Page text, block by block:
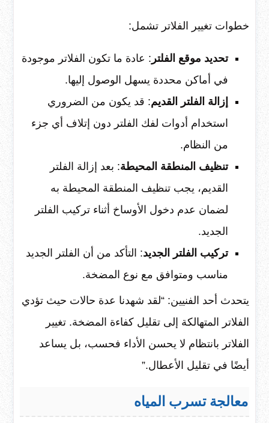
خطوات تغيير الفلاتر تشمل:
تحديد موقع الفلتر : عادة ما تكون الفلاتر موجودة
في أماكن محددة يسهل الوصول إليها.
إزالة الفلتر القديم: قد يكون من الضروري
استخدام أدوات لفك الفلتر دون إتلاف أي جزء
من النظام.
تنظيف المنطقة المحيطة: بعد إزالة الفلتر
القديم، يجب تنظيف المنطقة المحيطة به
لضمان عدم دخول الأوساخ أثناء تركيب الفلتر
الجديد.
تركيب الفلتر الجديد: التأكد من أن الفلتر الجديد
مناسب ومتوافق مع نوع المضخة.
يتحدث أحد الفنيين: “لقد شهدنا عدة حالات حيث تؤدي
الفلاتر المتهالكة إلى تقليل كفاءة المضخة. تغيير
الفلاتر بانتظام لا يحسن الأداء فحسب، بل يساعد
أيضًا في تقليل الأعطال.”
معالجة تسرب المياه